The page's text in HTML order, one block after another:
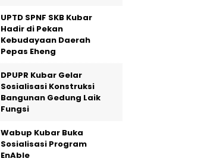
UPTD SPNF SKB Kubar
Hadir di Pekan
Kebudayaan Daerah
Pepas Eheng
DPUPR Kubar Gelar
Sosialisasi Konstruksi
Bangunan Gedung Laik
Fungsi
Wabup Kubar Buka
Sosialisasi Program
EnAble